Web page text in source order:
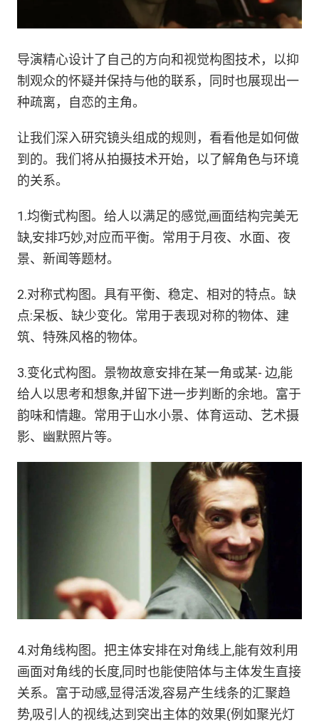
导演精心设计了自己的方向和视觉构图技术，以抑
制观众的怀疑并保持与他的联系，同时也展现出一
种疏离，自恋的主角。
让我们深入研究镜头组成的规则，看看他是如何做
到的。我们将从拍摄技术开始，以了解角色与环境
的关系。
1.均衡式构图。给人以满足的感觉,画面结构完美无
缺,安排巧妙,对应而平衡。常用于月夜、水面、夜
景、新闻等题材。
2.对称式构图。具有平衡、稳定、相对的特点。缺
点:呆板、缺少变化。常用于表现对称的物体、建
筑、特殊风格的物体。
3.变化式构图。景物故意安排在某一角或某- 边,能
给人以思考和想象,并留下进一步判断的余地。富于
韵味和情趣。常用于山水小景、体育运动、艺术摄
影、幽默照片等。
4.对角线构图。把主体安排在对角线上,能有效利用
画面对角线的长度,同时也能使陪体与主体发生直接
关系。富于动感,显得活泼,容易产生线条的汇聚趋
势,吸引人的视线,达到突出主体的效果(例如聚光灯